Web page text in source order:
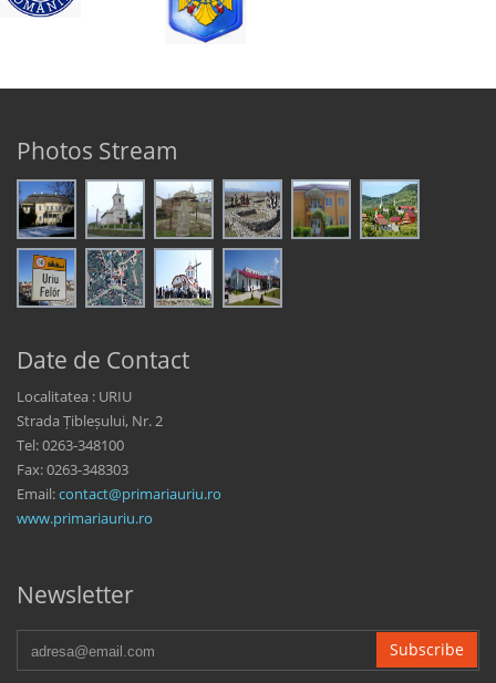
Photos Stream
Date de Contact
Localitatea : URIU
Strada Țibleșului, Nr. 2
Tel: 0263-348100
Fax: 0263-348303
Email:contact@primariauriu.ro
www.primariauriu.ro
Newsletter
Subscribe